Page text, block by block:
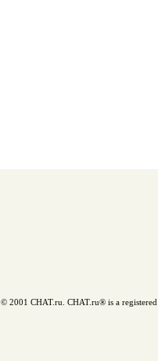
© 2001 CHAT.ru. CHAT.ru® is a